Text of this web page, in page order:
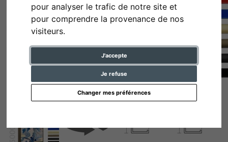
pour analyser le trafic de notre site et
pour comprendre la provenance de nos
visiteurs.
J'accepte
Je refuse
Changer mes préférences